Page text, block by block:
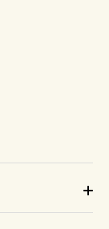
is, en het kan
zoet is. Wat